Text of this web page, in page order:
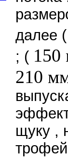
далее
; (
210
щуку ,